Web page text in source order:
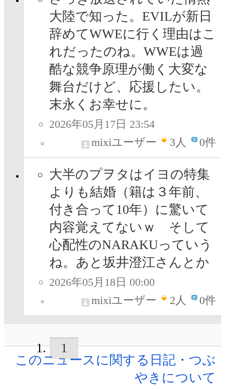
大陸で知った。EVILが新日
辞めてWWEに行く理由はこ
れだったのね。WWEは過
酷な競争原理が働く大変な
舞台だけど、応援したい。
末永くお幸せに。
2026年05月17日 23:54
mixiユーザー
3人 0件
大半のプヲタはイヨの特集
よりも結婚（籍は３年前、
付き合って10年）に驚いて
内容覚えてないｗ そして
心配性のNARAKUっていう
ね。あと坂井澄江さんとか
2026年05月18日 00:00
mixiユーザー
2人 0件
1
このニュースに関する日記・つぶ
やきについて